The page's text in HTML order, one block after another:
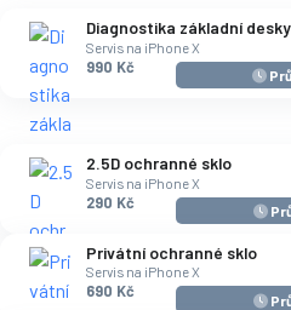
Diagnostika základní desky
Servis na iPhone X
990 Kč
2.5D ochranné sklo
Servis na iPhone X
290 Kč
Privátní ochranné sklo
Servis na iPhone X
690 Kč